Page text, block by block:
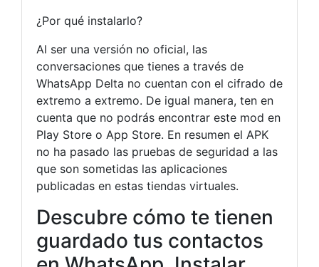
¿Por qué instalarlo?
Al ser una versión no oficial, las
conversaciones que tienes a través de
WhatsApp Delta no cuentan con el cifrado de
extremo a extremo. De igual manera, ten en
cuenta que no podrás encontrar este mod en
Play Store o App Store. En resumen el APK
no ha pasado las pruebas de seguridad a las
que son sometidas las aplicaciones
publicadas en estas tiendas virtuales.
Descubre cómo te tienen
guardado tus contactos